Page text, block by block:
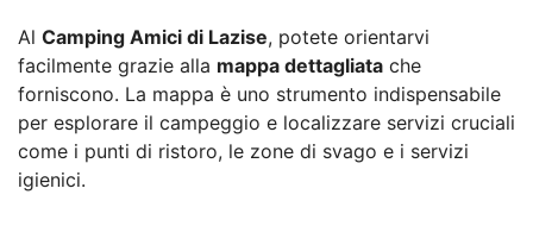
Al Camping Amici di Lazise, potete orientarvi
facilmente grazie alla mappa dettagliata che
forniscono. La mappa è uno strumento indispensabile
per esplorare il campeggio e localizzare servizi cruciali
come i punti di ristoro, le zone di svago e i servizi
igienici.